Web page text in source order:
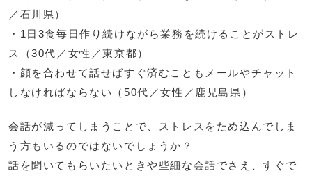
／石川県）
・1日3食毎日作り続けながら業務を続けることがストレ
ス（30代／女性／東京都）
・顔を合わせて話せばすぐ済むこともメールやチャット
しなければならない（50代／女性／鹿児島県）
会話が減ってしまうことで、ストレスをため込んでしま
う方もいるのではないでしょうか？
話を聞いてもらいたいときや些細な会話でさえ、すぐで